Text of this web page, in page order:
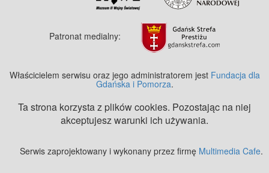
Patronat medialny:
Właścicielem serwisu oraz jego administratorem jest Fundacja dla
Gdańska i Pomorza.
Ta strona korzysta z plików cookies. Pozostając na niej
akceptujesz warunki ich używania.
Serwis zaprojektowany i wykonany przez firmę Multimedia Cafe.